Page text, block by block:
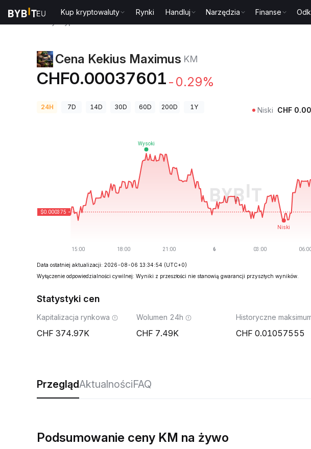
Kup kryptowaluty Rynki Handluj Narzędzia Finanse
Cena Kekius Maximus KM
CHF0.00037601 -0.29%
24H 7D 14D 30D 60D 200D 1Y Niski CHF
Data ostatniej aktualizacji: 2026-08-06 13:34:54 (UTC+0)
Wyłączenie odpowiedzialności cywilnej: Wyniki z przeszłości nie stanowią gwarancji przyszłych wyników.
Statystyki cen
Kapitalizacja rynkowa
374.97K
Wolumen 24h
7.49K
Historyczne
0.01057555
PrzeglądAktualnościFAQ
Podsumowanie ceny KM na żywo